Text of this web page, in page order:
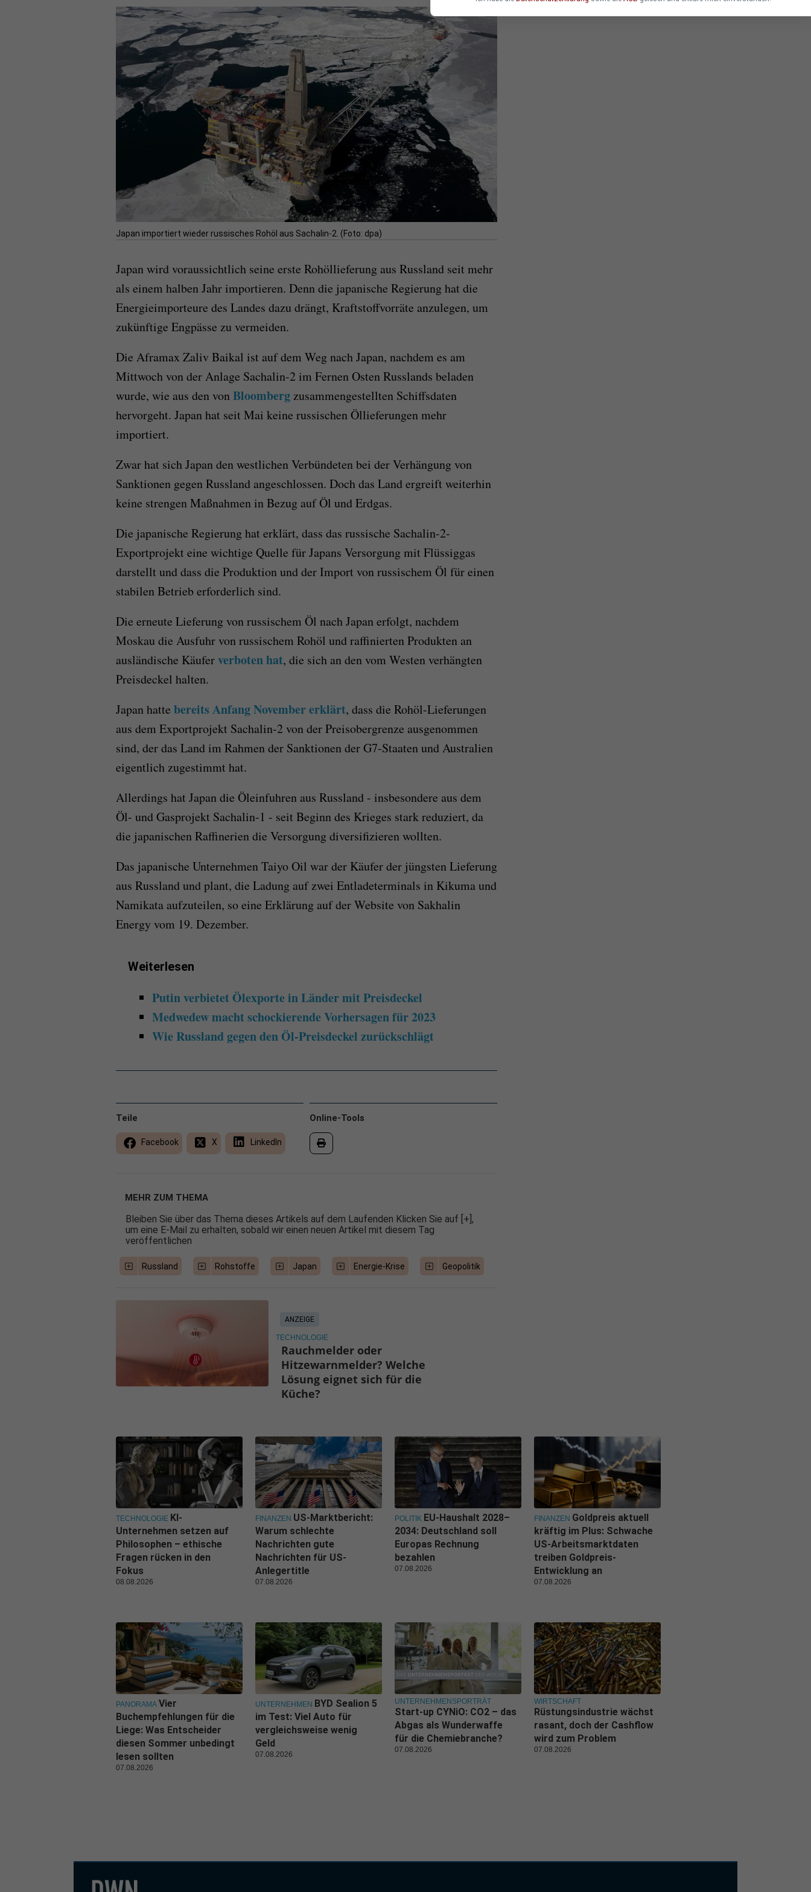
Japan importiert wieder russisches Rohöl aus Sachalin-2. (Foto: dpa)
Japan wird voraussichtlich seine erste Rohöllieferung aus Russland seit mehr
als einem halben Jahr importieren. Denn die japanische Regierung hat die
Energieimporteure des Landes dazu drängt, Kraftstoffvorräte anzulegen, um
zukünftige Engpässe zu vermeiden.
Die Aframax Zaliv Baikal ist auf dem Weg nach Japan, nachdem es am
Mittwoch von der Anlage Sachalin-2 im Fernen Osten Russlands beladen
wurde, wie aus den vonBloombergzusammengestellten Schiffsdaten
hervorgeht. Japan hat seit Mai keine russischen Öllieferungen mehr
importiert.
Zwar hat sich Japan den westlichen Verbündeten bei der Verhängung von
Sanktionen gegen Russland angeschlossen. Doch das Land ergreift weiterhin
keine strengen Maßnahmen in Bezug auf Öl und Erdgas.
Die japanische Regierung hat erklärt, dass das russische Sachalin-2-
Exportprojekt eine wichtige Quelle für Japans Versorgung mit Flüssiggas
darstellt und dass die Produktion und der Import von russischem Öl für einen
stabilen Betrieb erforderlich sind.
Die erneute Lieferung von russischem Öl nach Japan erfolgt, nachdem
Moskau die Ausfuhr von russischem Rohöl und raffinierten Produkten an
ausländische Käuferverboten hat, die sich an den vom Westen verhängten
Preisdeckel halten.
Japan hatte bereits Anfang November erklärt, dass die Rohöl-Lieferungen
aus dem Exportprojekt Sachalin-2 von der Preisobergrenze ausgenommen
sind, der das Land im Rahmen der Sanktionen der G7-Staaten und Australien
eigentlich zugestimmt hat.
Allerdings hat Japan die Öleinfuhren aus Russland - insbesondere aus dem
Öl- und Gasprojekt Sachalin-1 - seit Beginn des Krieges stark reduziert, da
die japanischen Raffinerien die Versorgung diversifizieren wollten.
Das japanische Unternehmen Taiyo Oil war der Käufer der jüngsten Lieferung
aus Russland und plant, die Ladung auf zwei Entladeterminals in Kikuma und
Namikata aufzuteilen, so eine Erklärung auf der Website von Sakhalin
Energy vom 19. Dezember.
Weiterlesen
Putin verbietet Ölexporte in Länder mit Preisdeckel
Medwedew macht schockierende Vorhersagen für 2023
Wie Russland gegen den Öl-Preisdeckel zurückschlägt
Online-Tools
Teile
Facebook X LinkedIn
MEHR ZUM THEMA
Bleiben Sie über das Thema dieses Artikels auf dem Laufenden Klicken Sie auf [+],
um eine E-Mail zu erhalten, sobald wir einen neuen Artikel mit diesem Tag
veröffentlichen
Russland Rohstoffe Japan Energie-Krise Geopolitik
ANZEIGE
TECHNOLOGIE
Rauchmelder oder
Hitzewarnmelder? Welche
Lösung eignet sich für die
Küche?
TECHNOLOGIE KI-
Unternehmen setzen auf
Philosophen – ethische
Fragen rücken in den
Fokus
08.08.2026
FINANZEN US-Marktbericht:
Warum schlechte
Nachrichten gute
Nachrichten für US-
Anlegertitle
07.08.2026
POLITIK EU-Haushalt 2028–
2034: Deutschland soll
Europas Rechnung
bezahlen
07.08.2026
FINANZEN Goldpreis aktuell
kräftig im Plus: Schwache
US-Arbeitsmarktdaten
treiben Goldpreis-
Entwicklung an
07.08.2026
PANORAMA Vier
Buchempfehlungen für die
Liege: Was Entscheider
diesen Sommer unbedingt
lesen sollten
07.08.2026
UNTERNEHMEN BYD Sealion 5
im Test: Viel Auto für
vergleichsweise wenig
Geld
07.08.2026
UNTERNEHMENSPORTRÄT
Start-up CYNiO: CO2 – das
Abgas als Wunderwaffe
für die Chemiebranche?
07.08.2026
WIRTSCHAFT
Rüstungsindustrie wächst
rasant, doch der Cashflow
wird zum Problem
07.08.2026